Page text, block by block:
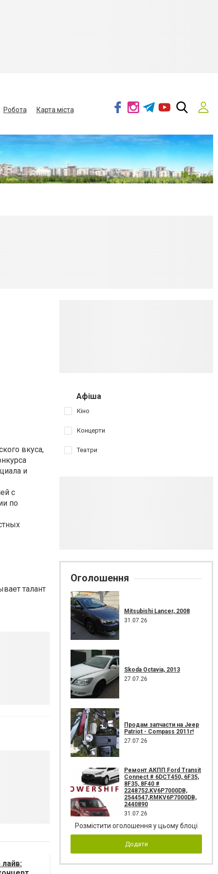
Робота
Карта міста
вкуса,
и
с
по
талант
Афіша
Кіно
Концерти
Театри
Оголошення
Mitsubishi Lancer, 2008
31.07.26
Skoda Octavia, 2013
27.07.26
Продам запчасти на Jeep
Patriot - Compass 2011г!
27.07.26
Ремонт АКПП Ford Transit
Connect # 6DCT450, 6F35,
8F35, 8F40 #
2248752,KV6P7000DB,
2544547,RMKV6P7000DB,
2440890
31.07.26
Розмістити оголошення у цьому блоці
Додати